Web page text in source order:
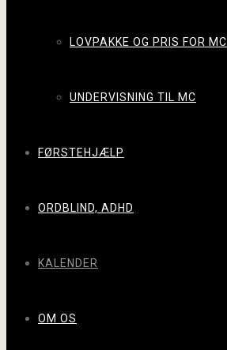
LOVPAKKE OG PRIS FOR MC
UNDERVISNING TIL MC
FØRSTEHJÆLP
ORDBLIND, ADHD
KALENDER
OM OS